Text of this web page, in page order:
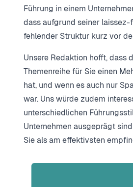
Führung in einem
dass aufgrund seiner laissez-
fehlender Struktur kurz vor
Unsere Redaktion hofft, dass
Themenreihe für Sie einen
hat, und wenn es auch nur
war. Uns würde zudem
unterschiedlichen
Unternehmen ausgeprägt
Sie als am effektivsten